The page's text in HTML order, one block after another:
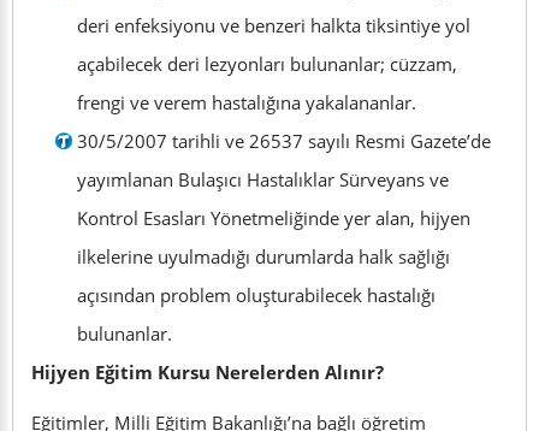
deri enfeksiyonu ve benzeri halkta tiksintiye yol
açabilecek deri lezyonları bulunanlar; cüzzam,
frengi ve verem hastalığına yakalananlar.
30/5/2007 tarihli ve 26537 sayılı Resmi Gazete’de
yayımlanan Bulaşıcı Hastalıklar Sürveyans ve
Kontrol Esasları Yönetmeliğinde yer alan, hijyen
ilkelerine uyulmadığı durumlarda halk sağlığı
açısından problem oluşturabilecek hastalığı
bulunanlar.
Hijyen Eğitim Kursu Nerelerden Alınır?
Eğitimler, Milli Eğitim Bakanlığı’na bağlı öğretim